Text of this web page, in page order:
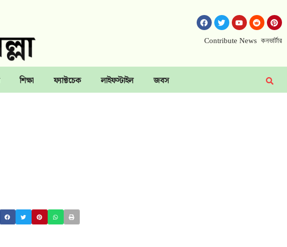
Contribute News কনভার্টার
শিক্ষা ফ্যাক্টচেক লাইফস্টাইল জবস